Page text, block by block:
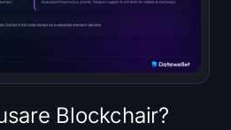
Blockchair?